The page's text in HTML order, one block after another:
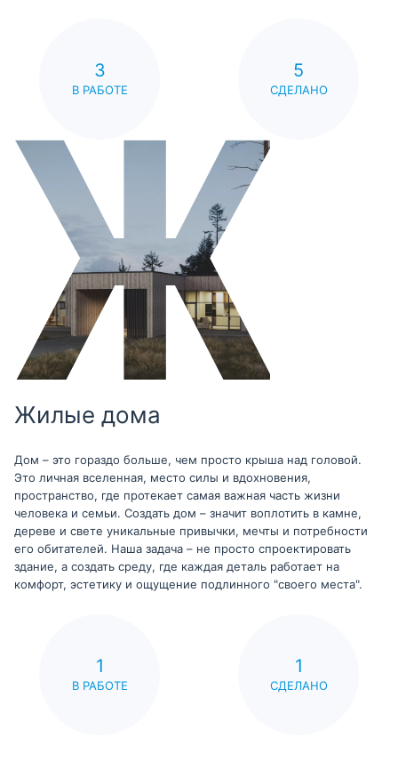
3
В РАБОТЕ
5
СДЕЛАНО
Жилые дома
Дом – это гораздо больше, чем просто крыша над головой.
Это личная вселенная, место силы и вдохновения,
пространство, где протекает самая важная часть жизни
человека и семьи. Создать дом – значит воплотить в камне,
дереве и свете уникальные привычки, мечты и потребности
его обитателей. Наша задача – не просто спроектировать
здание, а создать среду, где каждая деталь работает на
комфорт, эстетику и ощущение подлинного "своего места".
1
В РАБОТЕ
1
СДЕЛАНО